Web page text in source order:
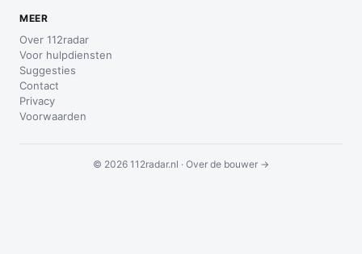
MEER
Over 112radar
Voor hulpdiensten
Suggesties
Contact
Privacy
Voorwaarden
© 2026 112radar.nl · Over de bouwer →